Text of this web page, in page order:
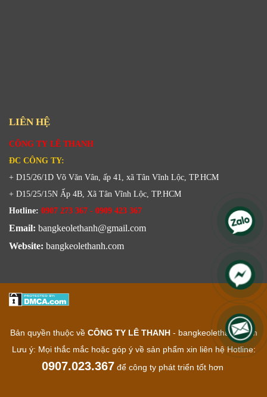
LIÊN HỆ
CÔNG TY LÊ THANH
ĐC CÔNG TY:
+ D15/26/1D Võ Văn Vân, ấp 41, xã Tân Vĩnh Lộc, TP.HCM
+ D15/25/15N Ấp 4B, Xã Tân Vĩnh Lộc, TP.HCM
Hotline: 0907 273 367 - 0909 423 367
Email: bangkeolethanh@gmail.com
Website: bangkeolethanh.com
Bản quyền thuộc về CÔNG TY LÊ THANH- bangkeolethanh.com
Lưu ý: Mọi thắc mắc hoặc góp ý về sản phẩm xin liên hệ Hotline:
0907.023.367 để công ty phát triển tốt hơn